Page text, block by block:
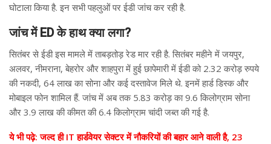
घोटाला किया है. इन सभी पहलुओं पर ईडी जांच कर रही है.
जांच में ED के हाथ क्या लगा?
सितंबर से ईडी इस मामले में ताबड़तोड़ रेड मार रही है. सितंबर महीने में जयपुर,
अलवर, नीमराना, बेहरोर और शाहपुरा में हुई छापेमारी में ईडी को 2.32 करोड़ रुपये
की नकदी, 64 लाख का सोना और कई दस्तावेज मिले थे. इनमें हार्ड डिस्क और
मोबाइल फोन शामिल हैं. जांच में अब तक 5.83 करोड़ का 9.6 किलोग्राम सोना
और 3.9 लाख की कीमत की 6.4 किलोग्राम चांदी जब्त की गई है.
ये भी पढ़े: जल्द ही IT हार्डवेयर सेक्टर में नौकरियों की बहार आने वाली है, 23